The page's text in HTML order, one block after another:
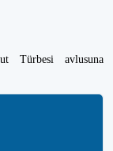
Türbesi avlusuna